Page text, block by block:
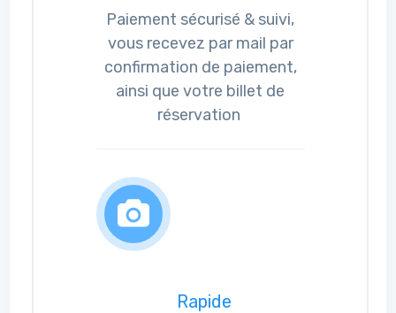
Paiement sécurisé & suivi,
vous recevez par mail par
confirmation de paiement,
ainsi que votre billet de
réservation
Rapide